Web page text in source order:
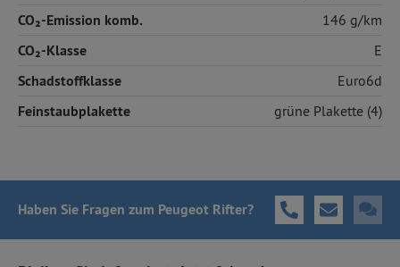
CO₂-Emission komb. 146 g/km
CO₂-Klasse E
Schadstoffklasse Euro6d
Feinstaubplakette grüne Plakette (4)
Haben Sie Fragen zum Peugeot Rifter?